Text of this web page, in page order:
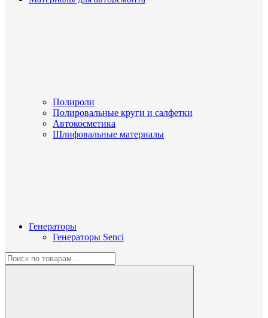
Полироли
Полировальные круги и салфетки
Автокосметика
Шлифовальные материалы
Генераторы
Генераторы Senci